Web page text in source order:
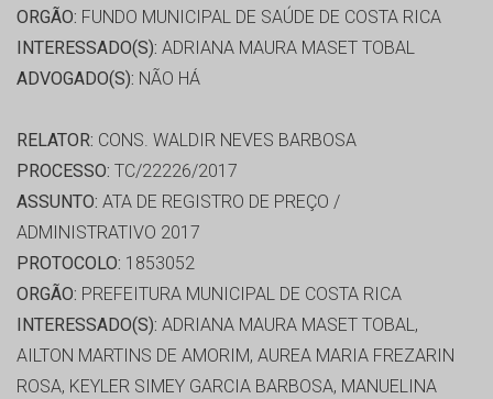
ORGÃO: FUNDO MUNICIPAL DE SAÚDE DE COSTA RICA
INTERESSADO(S): ADRIANA MAURA MASET TOBAL
ADVOGADO(S): NÃO HÁ
RELATOR: CONS. WALDIR NEVES BARBOSA
PROCESSO: TC/22226/2017
ASSUNTO: ATA DE REGISTRO DE PREÇO /
ADMINISTRATIVO 2017
PROTOCOLO: 1853052
ORGÃO: PREFEITURA MUNICIPAL DE COSTA RICA
INTERESSADO(S): ADRIANA MAURA MASET TOBAL,
AILTON MARTINS DE AMORIM, AUREA MARIA FREZARIN
ROSA, KEYLER SIMEY GARCIA BARBOSA, MANUELINA